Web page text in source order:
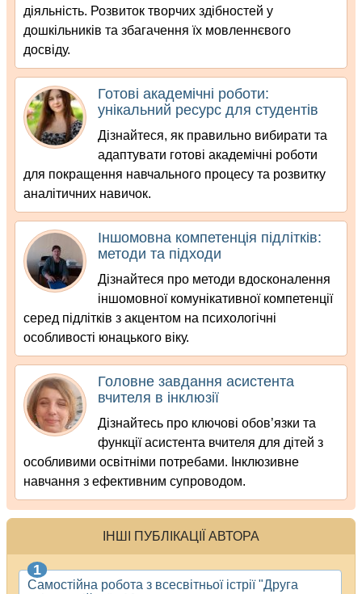
діяльність. Розвиток творчих здібностей у
дошкільників та збагачення їх мовленнєвого
досвіду.
Готові академічні роботи:
унікальний ресурс для студентів
Дізнайтеся, як правильно вибирати та
адаптувати готові академічні роботи
для покращення навчального процесу та розвитку
аналітичних навичок.
Іншомовна компетенція підлітків:
методи та підходи
Дізнайтеся про методи вдосконалення
іншомовної комунікативної компетенції
серед підлітків з акцентом на психологічні
особливості юнацького віку.
Головне завдання асистента
вчителя в інклюзії
Дізнайтесь про ключові обов’язки та
функції асистента вчителя для дітей з
особливими освітніми потребами. Інклюзивне
навчання з ефективним супроводом.
ІНШІ ПУБЛІКАЦІЇ АВТОРА
Самостійна робота з всесвітньої істрії "Друга